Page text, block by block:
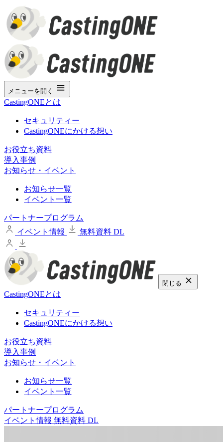
メニューを開く
CastingONEとは
セキュリティー
CastingONEにかける想い
お役立ち資料
導入事例
お知らせ・イベント
お知らせ一覧
イベント一覧
パートナープログラム
イベント情報
無料資料 DL
閉じる
CastingONEとは
セキュリティー
CastingONEにかける想い
お役立ち資料
導入事例
お知らせ・イベント
お知らせ一覧
イベント一覧
パートナープログラム
イベント情報 無料資料 DL